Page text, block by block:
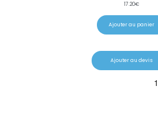
17.20€
Ajouter au panier
Ajouter au devis